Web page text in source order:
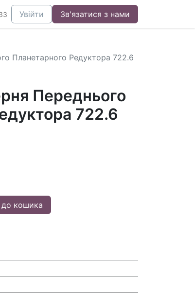
Увійти Зв'язатися з нами
Планетарного Редуктора 722.6
Переднього
722.6
кошика